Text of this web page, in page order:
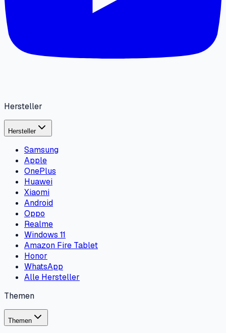
Hersteller
Hersteller
Samsung
Apple
OnePlus
Huawei
Xiaomi
Android
Oppo
Realme
Windows 11
Amazon Fire Tablet
Honor
WhatsApp
Alle Hersteller
Themen
Themen